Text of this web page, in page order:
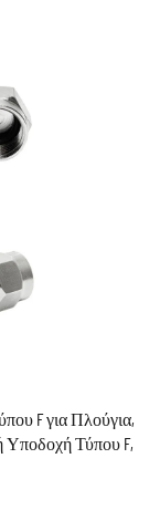
F για Πλούγια,
Υποδοχή Τύπου F,